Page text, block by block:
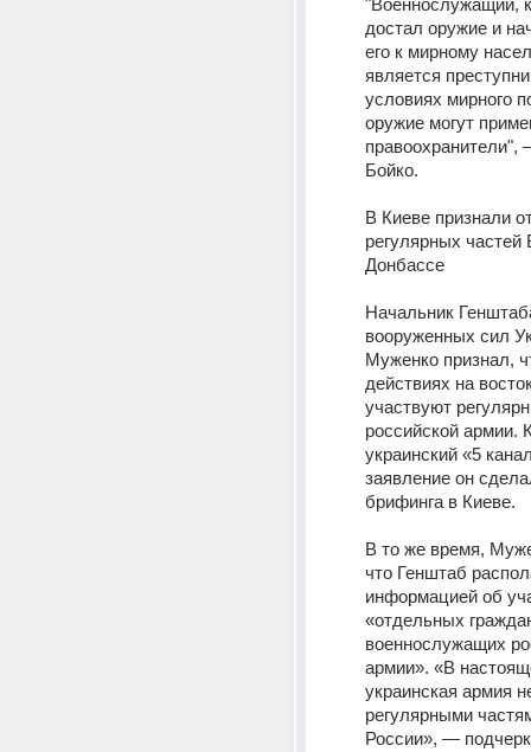
"Военнослужащий,
достал оружие и
его к мирному
является
условиях мирного
оружие могут
правоохранители",
Бойко.
В Киеве признали
регулярных
Донбассе
Начальник
вооруженных сил
Муженко признал,
действиях на
участвуют
российской армии.
украинский «5
заявление он
брифинга в Киеве.
В то же время,
что Генштаб
информацией об
«отдельных
военнослужащих
армии». «В
украинская армия
регулярными
России», —